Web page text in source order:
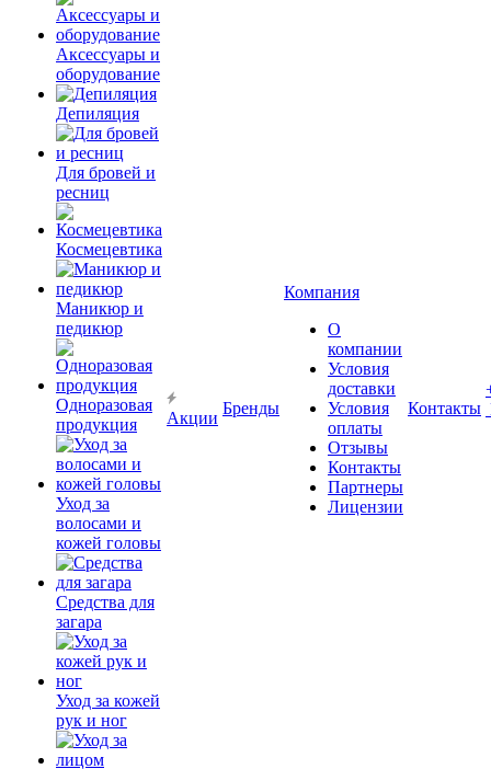
Аксессуары и
оборудование
Депиляция
Для бровей и
ресниц
Космецевтика
Маникюр и
педикюр
Одноразовая
продукция
Уход за
волосами и
кожей головы
Средства для
загара
Уход за кожей
рук и ног
Акции
Бренды
Компания
О
компании
Условия
доставки
Условия
оплаты
Отзывы
Контакты
Партнеры
Лицензии
Контакты